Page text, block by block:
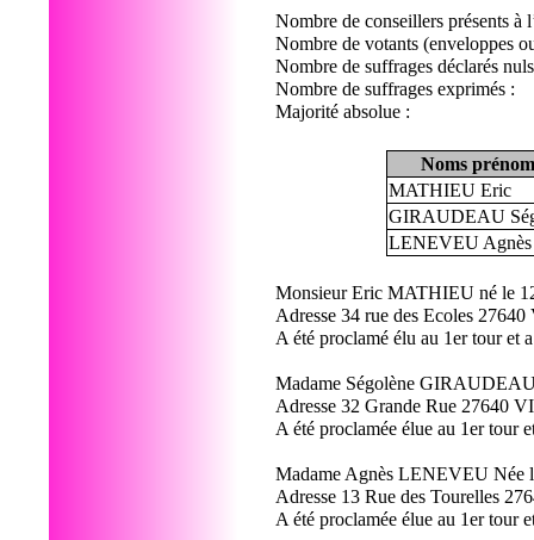
Nombre de conseillers
Nombre de votants
Nombre de suffrages déclarés
Nombre de
Majorité
Noms
MATHIEU Eric
GIRAUDEAU
LENEVEU Agnès
Monsieur Eric MATHIEU né le
Adresse 34 rue des Ecoles
A été proclamé élu au 1er tour et
Madame Ségolène
Adresse 32 Grande Rue 27640
A été proclamée élue au 1er tour
Madame Agnès LENEVEU Née
Adresse 13 Rue des Tourelles
A été proclamée élue au 1er tour